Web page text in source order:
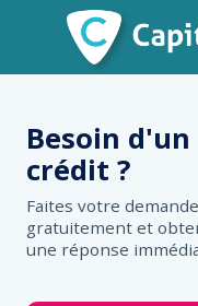
Besoin d'un
crédit ?
Faites votre demande
gratuitement et
une réponse